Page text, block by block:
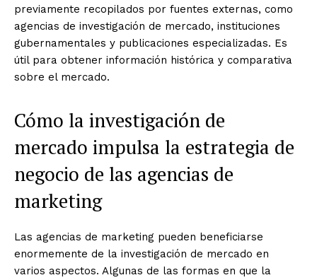
previamente recopilados por fuentes externas, como
agencias de investigación de mercado, instituciones
gubernamentales y publicaciones especializadas. Es
útil para obtener información histórica y comparativa
sobre el mercado.
Cómo la investigación de
mercado impulsa la estrategia de
negocio de las agencias de
marketing
Las agencias de marketing pueden beneficiarse
enormemente de la investigación de mercado en
varios aspectos. Algunas de las formas en que la